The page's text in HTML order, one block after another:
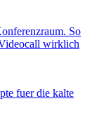
So
wirklich